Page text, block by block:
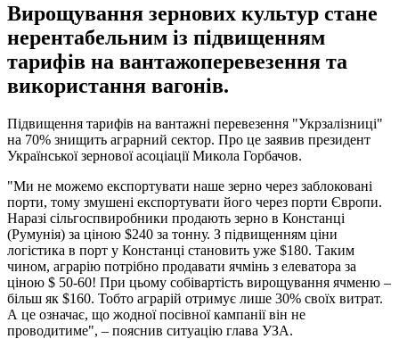
Вирощування зернових культур стане
нерентабельним із підвищенням
тарифів на вантажоперевезення та
використання вагонів.
Підвищення тарифів на вантажні перевезення "Укрзалізниці"
на 70% знищить аграрний сектор. Про це заявив президент
Української зернової асоціації Микола Горбачов.
"Ми не можемо експортувати наше зерно через заблоковані
порти, тому змушені експортувати його через порти Європи.
Наразі сільгоспвиробники продають зерно в Констанці
(Румунія) за ціною $240 за тонну. З підвищенням ціни
логістика в порт у Констанці становить уже $180. Таким
чином, аграрію потрібно продавати ячмінь з елеватора за
ціною $ 50-60! При цьому собівартість вирощування ячменю –
більш як $160. Тобто аграрій отримує лише 30% своїх витрат.
А це означає, що жодної посівної кампанії він не
проводитиме", – пояснив ситуацію глава УЗА.